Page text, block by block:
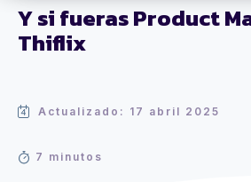
Y si fueras Product
Thiflix
Actualizado: 17 abril 2025
7 minutos